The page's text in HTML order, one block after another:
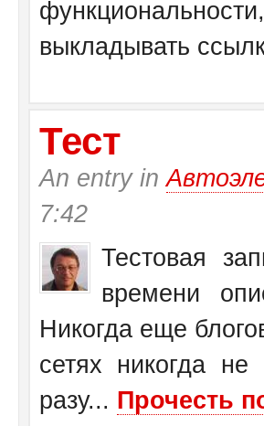
выкладывать
Тест
An entry in
7:42
Тестовая
времени
Никогда еще
сетях никогда
разу... Прочесть